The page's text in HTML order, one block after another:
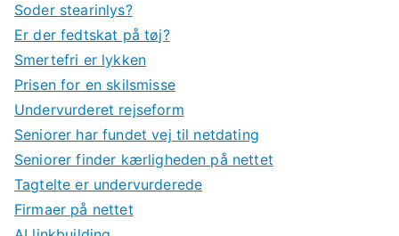
Soder stearinlys?
Er der fedtskat på tøj?
Smertefri er lykken
Prisen for en skilsmisse
Undervurderet rejseform
Seniorer har fundet vej til netdating
Seniorer finder kærligheden på nettet
Tagtelte er undervurderede
Firmaer på nettet